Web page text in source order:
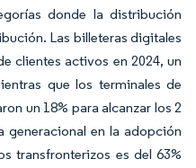
donde la distribución
Las billeteras digitales
clientes activos en 2024, un
que los terminales de
un 18% para alcanzar los 2
generacional en la adopción
transfronterizos es del 63%